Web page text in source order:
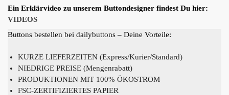
Ein Erklärvideo zu unserem Buttondesigner findest Du hier:
VIDEOS
Buttons bestellen bei dailybuttons – Deine Vorteile:
KURZE LIEFERZEITEN (Express/Kurier/Standard)
NIEDRIGE PREISE (Mengenrabatt)
PRODUKTIONEN MIT 100% ÖKOSTROM
FSC-ZERTIFIZIERTES PAPIER